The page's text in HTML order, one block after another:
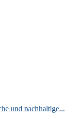
und nachhaltige...